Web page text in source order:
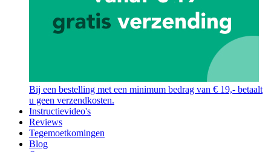
Bij een bestelling met een minimum bedrag van € 19,- betaalt
u geen verzendkosten.
Instructievideo's
Reviews
Tegemoetkomingen
Blog